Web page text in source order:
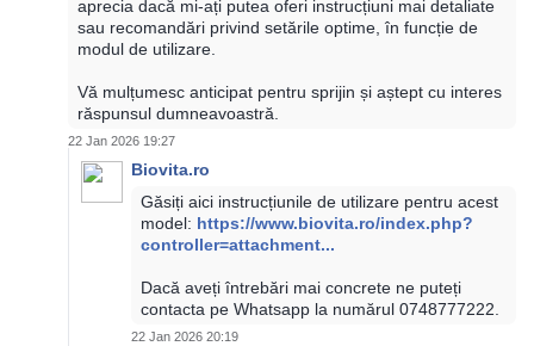
aprecia dacă mi-ați putea oferi instrucțiuni mai detaliate
sau recomandări privind setările optime, în funcție de
modul de utilizare.
Vă mulțumesc anticipat pentru sprijin și aștept cu interes
răspunsul dumneavoastră.
22 Jan 2026 19:27
Biovita.ro
Găsiți aici instrucțiunile de utilizare pentru acest
model: https://www.biovita.ro/index.php?
controller=attachment...
Dacă aveți întrebări mai concrete ne puteți
contacta pe Whatsapp la numărul 0748777222.
22 Jan 2026 20:19